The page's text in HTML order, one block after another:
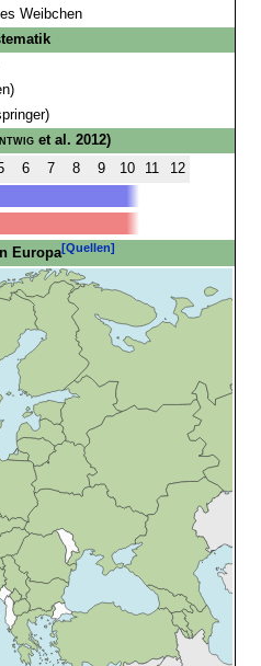
Weibchen
et al. 2012)
6 7 8 9 10 11
12
Europa[Quellen]